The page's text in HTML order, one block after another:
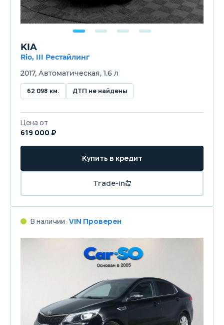
KIA
Rio, III Рестайлинг
2017, Автоматическая, 1.6 л
62 098 км. ДТП не найдены
Цена от
619 000 ₽
Купить в кредит
Trade-in
В наличии: VIN Проверен